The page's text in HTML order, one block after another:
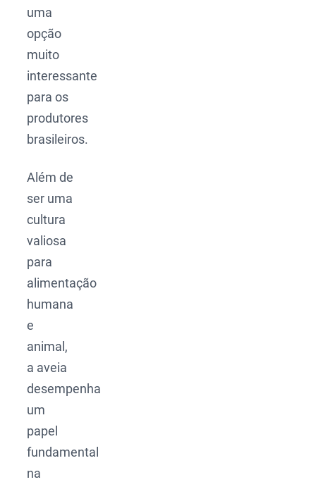
uma
opção
muito
interessante
para os
produtores
brasileiros.
Além de
ser uma
cultura
valiosa
para
alimentação
humana
e
animal,
a aveia
desempenha
um
papel
fundamental
na